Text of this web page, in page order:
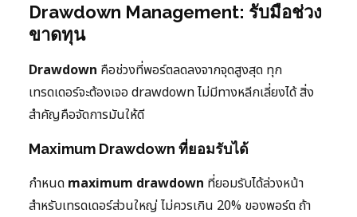
Drawdown Management: รับมือช่วง
ขาดทุน
Drawdown คือช่วงที่พอร์ตลดลงจากจุดสูงสุด ทุก
เทรดเดอร์จะต้องเจอ drawdown ไม่มีทางหลีกเลี่ยงได้ สิ่ง
สำคัญคือจัดการมันให้ดี
Maximum Drawdown ที่ยอมรับได้
กำหนด maximum drawdown ที่ยอมรับได้ล่วงหน้า
สำหรับเทรดเดอร์ส่วนใหญ่ ไม่ควรเกิน 20% ของพอร์ต ถ้า